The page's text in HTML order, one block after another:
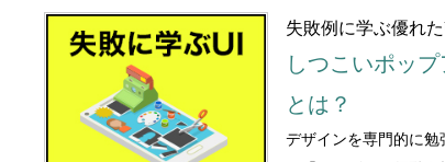
失敗例に学ぶ優れた
しつこいポッ
とは？
デザインを専門的に勉